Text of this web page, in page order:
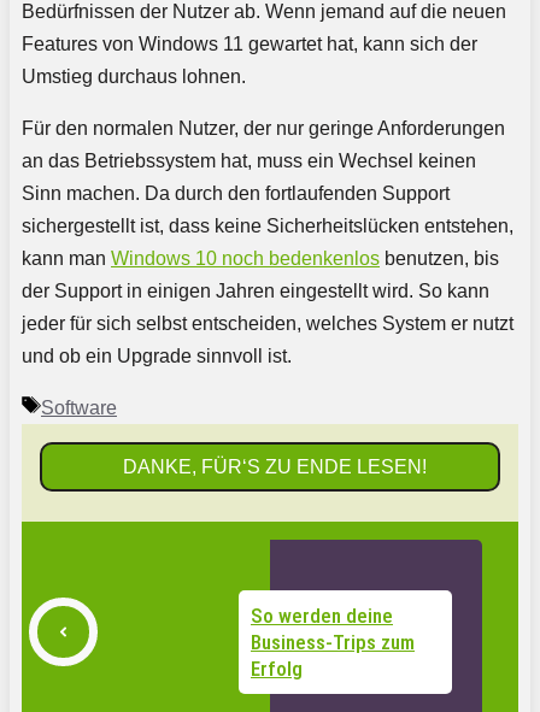
Bedürfnissen der Nutzer ab. Wenn jemand auf die neuen
Features von Windows 11 gewartet hat, kann sich der
Umstieg durchaus lohnen.
Für den normalen Nutzer, der nur geringe Anforderungen
an das Betriebssystem hat, muss ein Wechsel keinen
Sinn machen. Da durch den fortlaufenden Support
sichergestellt ist, dass keine Sicherheitslücken entstehen,
kann man Windows 10 noch bedenkenlos benutzen, bis
der Support in einigen Jahren eingestellt wird. So kann
jeder für sich selbst entscheiden, welches System er nutzt
und ob ein Upgrade sinnvoll ist.
Schlagwörter
Software
DANKE, FÜR‘S ZU ENDE LESEN!
So werden deine
Business-Trips zum
Erfolg